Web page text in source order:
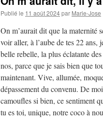
Publié le 11 août 2024par Marie-Jose
On m’aurait dit que la maternité
voir aller, à l’aube de tes 22
belle rebelle, la plus éclatante
nos, parce que je sais bien que
maintenant. Vive, allumée,
dépassement du convenu. De
camoufles si bien, ce sentiment
tu es toi, unique, notre coco à